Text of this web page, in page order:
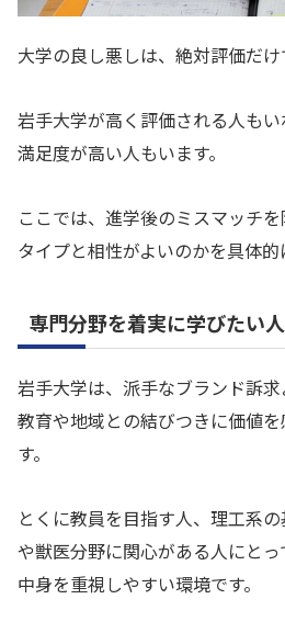
大学の良し悪しは、絶対評価だけ
岩手大学が高く評価される人も
満足度が高い人もいます。
ここでは、進学後のミスマッチ
タイプと相性がよいのかを具体的
専門分野を着実に学びたい
岩手大学は、派手なブランド訴
教育や地域との結びつきに価値
す。
とくに教員を目指す人、理工系
や獣医分野に関心がある人にと
中身を重視しやすい環境です。